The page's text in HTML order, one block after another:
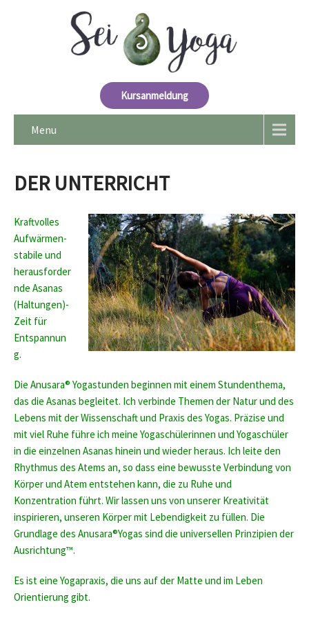
Kursanmeldung
Menu
DER UNTERRICHT
Kraftvolles
Aufwärmen-
stabile und
herausforder
nde Asanas
(Haltungen)-
Zeit für
Entspannun
g.
Die Anusara® Yogastunden beginnen mit einem Stundenthema,
das die Asanas begleitet. Ich verbinde Themen der Natur und des
Lebens mit der Wissenschaft und Praxis des Yogas. Präzise und
mit viel Ruhe führe ich meine Yogaschülerinnen und Yogaschüler
in die einzelnen Asanas hinein und wieder heraus. Ich leite den
Rhythmus des Atems an, so dass eine bewusste Verbindung von
Körper und Atem entstehen kann, die zu Ruhe und
Konzentration führt. Wir lassen uns von unserer Kreativität
inspirieren, unseren Körper mit Lebendigkeit zu füllen. Die
Grundlage des Anusara®Yogas sind die universellen Prinzipien der
Ausrichtung™.
Es ist eine Yogapraxis, die uns auf der Matte und im Leben
Orientierung gibt.